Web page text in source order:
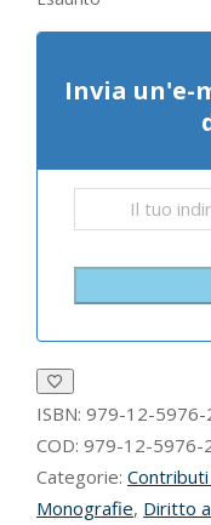
Invia un'e-
ISBN: 979-12-5976-
COD: 979-12-5976-
Categorie:
Monografie, Diritto